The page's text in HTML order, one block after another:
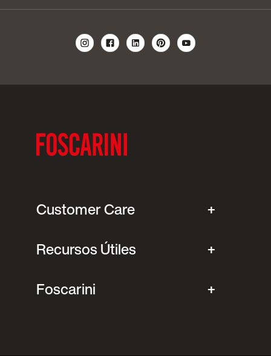
Customer Care
Recursos Útiles
Foscarini